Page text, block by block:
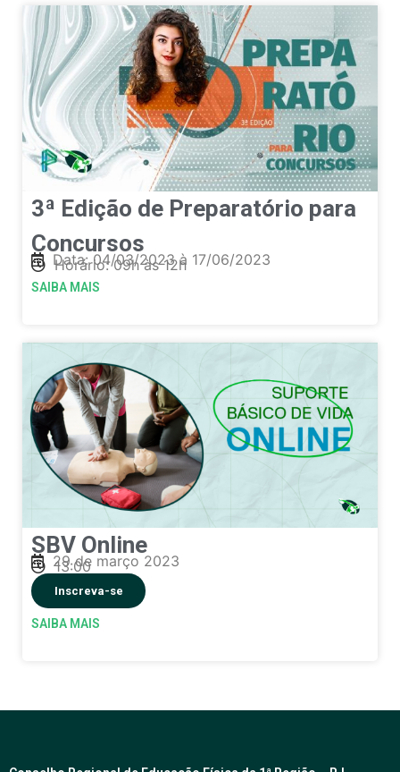
3ª Edição de Preparatório para
Concursos
Data: 04/03/2023 à 17/06/2023
Horário: 09h às 12h
SAIBA MAIS
SBV Online
29 de março 2023
13:00
Inscreva-se
SAIBA MAIS